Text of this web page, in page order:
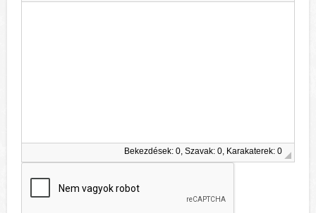
Bekezdések: 0, Szavak: 0, Karakaterek: 0